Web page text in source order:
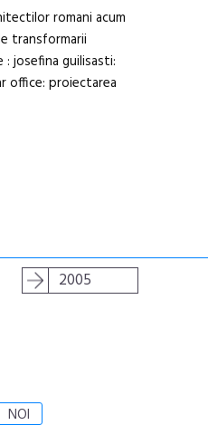
romani acum
transformarii
josefina guilisasti:
office: proiectarea
2005
NOI